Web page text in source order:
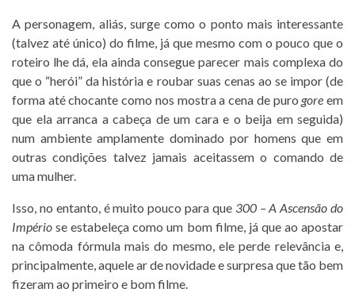
A personagem, aliás, surge como o ponto mais interessante
(talvez até único) do filme, já que mesmo com o pouco que o
roteiro lhe dá, ela ainda consegue parecer mais complexa do
que o “herói” da história e roubar suas cenas ao se impor (de
forma até chocante como nos mostra a cena de puro gore em
que ela arranca a cabeça de um cara e o beija em seguida)
num ambiente amplamente dominado por homens que em
outras condições talvez jamais aceitassem o comando de
uma mulher.
Isso, no entanto, é muito pouco para que 300 – A Ascensão do
Império se estabeleça como um bom filme, já que ao apostar
na cômoda fórmula mais do mesmo, ele perde relevância e,
principalmente, aquele ar de novidade e surpresa que tão bem
fizeram ao primeiro e bom filme.